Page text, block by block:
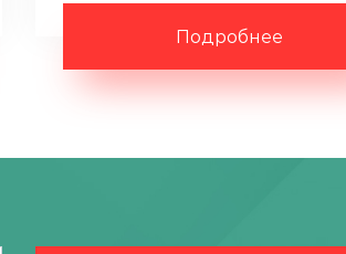
Подробнее